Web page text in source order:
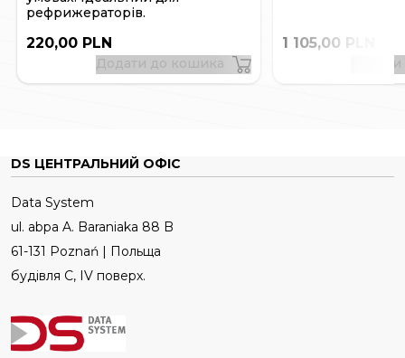
рефрижераторів.
220,00 PLN
Додати до кошика
1 105,00 PLN
DS ЦЕНТРАЛЬНИЙ ОФІС
Data System
ul. abpa A. Baraniaka 88 B
61-131 Poznań | Польща
будівля C, IV поверх.